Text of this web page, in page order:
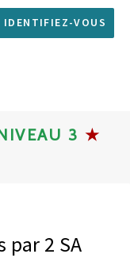
IDENTIFIEZ-VOUS
3★
par 2 SA